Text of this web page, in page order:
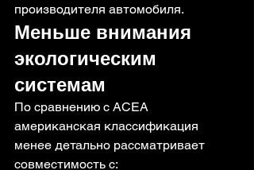
производителя автомобиля.
Меньше внимания
экологическим
системам
По сравнению с ACEA
американская классификация
менее детально рассматривает
совместимость с: